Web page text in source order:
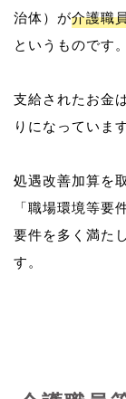
治体）が介護職
というものです。
支給されたお金
りになっています
処遇改善加算を
「職場環境等要
要件を多く満た
す。